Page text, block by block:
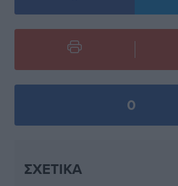
0
ΣΧΕΤΙΚΆ